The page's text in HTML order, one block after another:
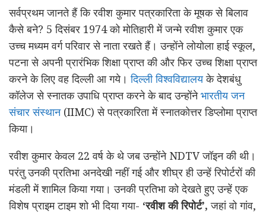
सर्वप्रथम जानते हैं कि रवीश कुमार पत्रकारिता के मूषक से बिलाव
कैसे बने? 5 दिसंबर 1974 को मोतिहारी में जन्मे रवीश कुमार एक
उच्च मध्यम वर्ग परिवार से नाता रखते हैं। उन्होंने लोयोला हाई स्कूल,
पटना से अपनी प्रारंभिक शिक्षा प्राप्त की और फिर उच्च शिक्षा प्राप्त
करने के लिए वह दिल्ली आ गये।दिल्ली विश्वविद्यालयके देशबंधु
कॉलेज से स्नातक उपाधि प्राप्त करने के बाद उन्होंनेभारतीय जन
संचार संस्थान(IIMC) से पत्रकारिता में स्नातकोत्तर डिप्लोमा प्राप्त
किया।
रवीश कुमार केवल 22 वर्ष के थे जब उन्होंने NDTV जॉइन की थी।
परंतु उनकी प्रतिभा अनदेखी नहीं गई और शीघ्र ही उन्हें रिपोर्टरों की
मंडली में शामिल किया गया। उनकी प्रतिभा को देखते हुए उन्हें एक
विशेष प्राइम टाइम शो भी दिया गया- ‘रवीश की रिपोर्ट’, जहां वो गांव,